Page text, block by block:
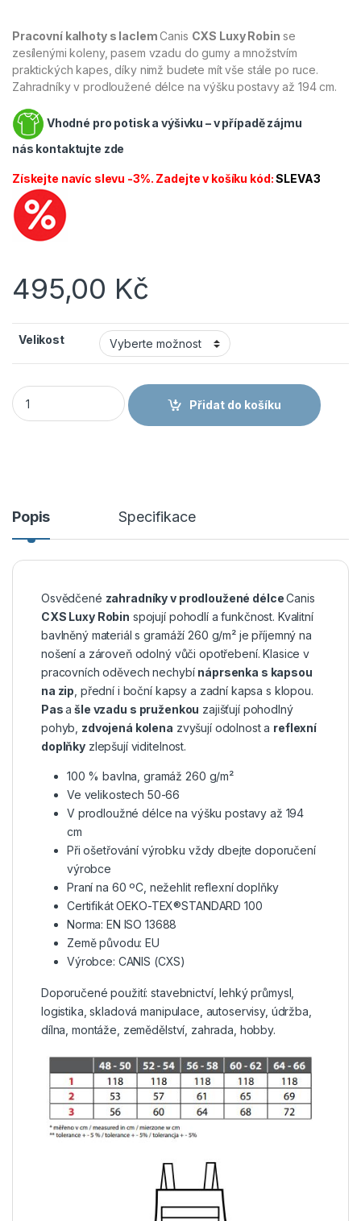
Pracovní kalhoty s laclemCanis CXS Luxy Robin se
zesílenými koleny, pasem vzadu do gumy a množstvím
praktických kapes, díky nimž budete mít vše stále po ruce.
Zahradníky v prodloužené délce na výšku postavy až 194 cm.
Vhodné pro potisk a výšivku – v případě zájmu
nás kontaktujte zde
Získejte navíc slevu -3%. Zadejte v košíku kód:SLEVA3
495,00 Kč
Velikost
CANIS CXS LUXY ROBIN Lacl pánské na 194 cm
Přidat do košíku
Popis Specifikace
Osvědčené zahradníky v prodloužené délceCanis
CXS Luxy Robin spojují pohodlí a funkčnost. Kvalitní
bavlněný materiál s gramáží 260 g/m² je příjemný na
nošení a zároveň odolný vůči opotřebení. Klasice v
pracovních oděvech nechybí náprsenka s kapsou
na zip , přední i boční kapsy a zadní kapsa s klopou.
Pasa šle vzadu s pruženkou zajišťují pohodlný
pohyb, zdvojená kolena zvyšují odolnost a reflexní
doplňky zlepšují viditelnost.
100 % bavlna, gramáž 260 g/m²
Ve velikostech 50-66
V prodloužné délce na výšku postavy až 194
cm
Při ošetřování výrobku vždy dbejte doporučení
výrobce
Praní na 60 ºC, nežehlit reflexní doplňky
Certifikát OEKO-TEX®STANDARD 100
Norma: EN ISO 13688
Země původu: EU
Výrobce: CANIS (CXS)
Doporučené použití: stavebnictví, lehký průmysl,
logistika, skladová manipulace, autoservisy, údržba,
dílna, montáže, zemědělství, zahrada, hobby.